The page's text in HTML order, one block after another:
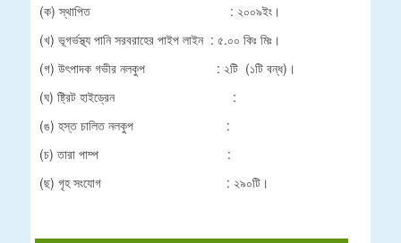
(ক) স্থাপিত : ২০০৯ইং।
(খ) ভূগর্ভস্থ্য পানি সরবরাহের পাইপ লাইন : ৫.০০ কিঃ মিঃ।
(গ) উৎপাদক গভীর নলকুপ : ২টি (১টি বন্ধ)।
(ঘ) ষ্ট্রিট হাইড্রেন :
(ঙ) হস্ত চালিত নলকুপ :
(চ) তারা পাম্প :
(ছ) গৃহ সংযোগ : ২৯০টি।